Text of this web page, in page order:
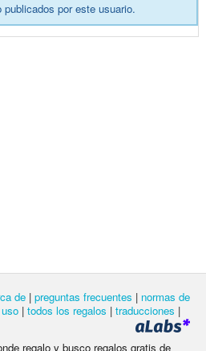
por este usuario.
de | preguntas frecuentes | normas de
uso | todos los regalos | traducciones |
regalo y busco regalos gratis de